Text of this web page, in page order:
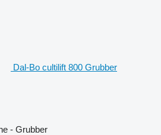
Dal-Bo cultilift 800 Grubber
- Grubber